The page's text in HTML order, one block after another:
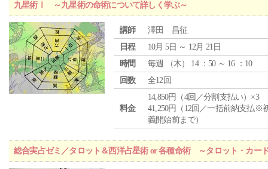
九星術Ⅰ ～九星術の命術について詳しく学ぶ～
講師
澤田 昌征
日程
10月 5日 ～ 12月 21日
時間
毎週 （木） 14 ：50 ～ 16 ：10
回数
全12回
料金
14,850円（4回／分割支払い）×3
41,250円（12回／一括前納支払※
義開始前まで）
総合実占ゼミ／タロット＆西洋占星術 or 各種命術 ～タロット・カー